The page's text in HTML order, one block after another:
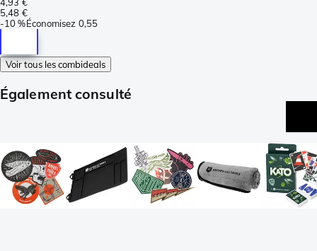
5,48 €
-10 %Économisez 0,55
Voir tous les combideals
Également consulté